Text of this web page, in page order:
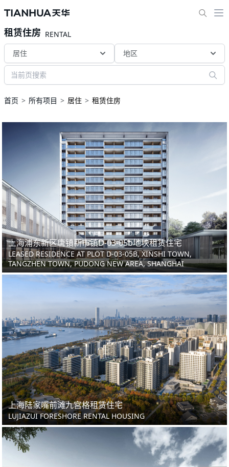
租赁住房 RENTAL
居住
地区
首页 所有项目 居住 租赁住房
上海浦东新区唐镇新市镇D-03-05b地块租赁住宅
LEASED RESIDENCE AT PLOT D-03-05B, XINSHI TOWN,
TANGZHEN TOWN, PUDONG NEW AREA, SHANGHAI
上海陆家嘴前滩九宫格租赁住宅
LUJIAZUI FORESHORE RENTAL HOUSING